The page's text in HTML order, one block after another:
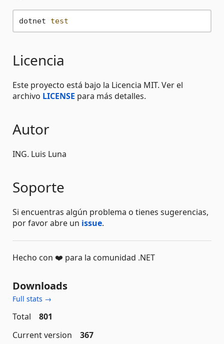
dotnet test
Licencia
Este proyecto está bajo la Licencia MIT. Ver el
archivo LICENSE para más detalles.
Autor
ING. Luis Luna
Soporte
Si encuentras algún problema o tienes sugerencias,
por favor abre un issue.
Hecho con ❤️ para la comunidad .NET
Downloads
Full stats →
Total
801
Current version
367